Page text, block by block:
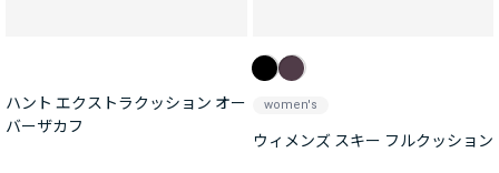
ハント エクストラクッション オー
バーザカフ
women's
ウィメンズ スキー フルクッション